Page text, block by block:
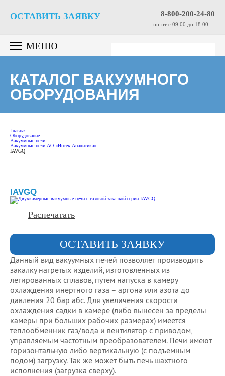
8-800-200-24-80
пн-пт c 09:00 до 18:00
ОСТАВИТЬ ЗАЯВКУ
МЕНЮ
КАТАЛОГ ВАКУУМНОГО
ОБОРУДОВАНИЯ
Главная
Оборудование
Вакуумные печи
Вакуумные печи АО «Интек Аналитика»
IAVGQ
IAVGQ
Распечатать
ОСТАВИТЬ ЗАЯВКУ
Данный вид вакуумных печей позволяет производить
закалку нагретых изделий, изготовленных из
легированных сплавов, путем напуска в камеру
охлаждения инертного газа – аргона или азота до
давления 20 бар абс. Для увеличения скорости
охлаждения садки в камере (либо вынесен за пределы
камеры при больших рабочих размерах) имеется
теплообменник газ/вода и вентилятор с приводом,
управляемым частотным преобразователем. Печи имеют
горизонтальную либо вертикальную (с подъемным
подом) загрузку. Так же может быть печь шахтного
исполнения (загрузка сверху).